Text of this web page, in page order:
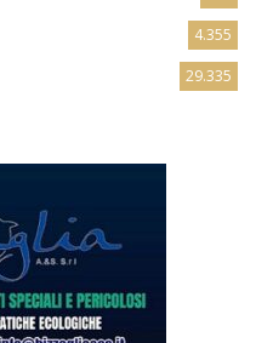
4.355
29.335